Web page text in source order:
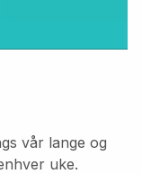
vår lange og
uke.